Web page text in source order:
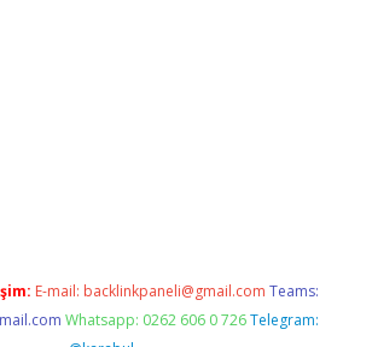
E-mail: backlinkpaneli@gmail.com Teams:
Whatsapp: 0262 606 0 726 Telegram: